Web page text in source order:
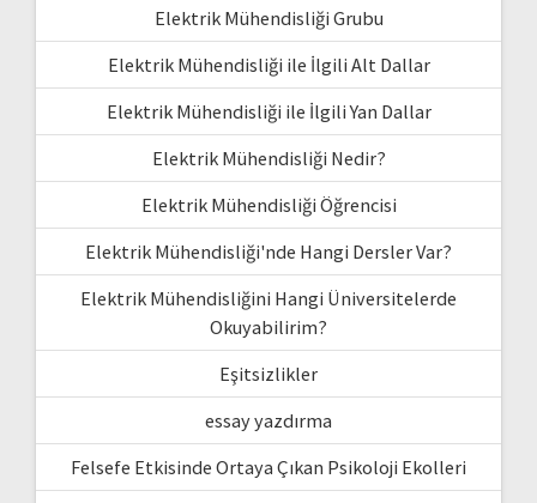
Elektrik Mühendisliği Grubu
Elektrik Mühendisliği ile İlgili Alt Dallar
Elektrik Mühendisliği ile İlgili Yan Dallar
Elektrik Mühendisliği Nedir?
Elektrik Mühendisliği Öğrencisi
Elektrik Mühendisliği'nde Hangi Dersler Var?
Elektrik Mühendisliğini Hangi Üniversitelerde
Okuyabilirim?
Eşitsizlikler
essay yazdırma
Felsefe Etkisinde Ortaya Çıkan Psikoloji Ekolleri